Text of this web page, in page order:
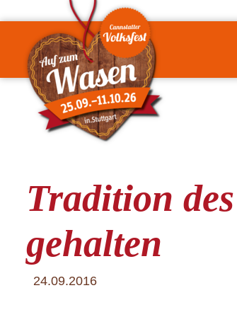
Tradition
gehalten
24.09.2016